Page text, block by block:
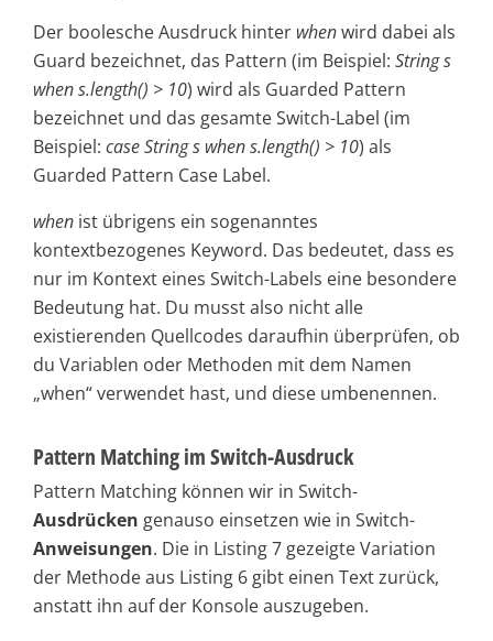
Der boolesche Ausdruck hinter whenwird dabei als
Guard bezeichnet, das Pattern (im Beispiel: String s
when s.length() > 10) wird als Guarded Pattern
bezeichnet und das gesamte Switch-Label (im
Beispiel: case String s when s.length() > 10) als
Guarded Pattern Case Label.
when ist übrigens ein sogenanntes
kontextbezogenes Keyword. Das bedeutet, dass es
nur im Kontext eines Switch-Labels eine besondere
Bedeutung hat. Du musst also nicht alle
existierenden Quellcodes daraufhin überprüfen, ob
du Variablen oder Methoden mit dem Namen
„when“ verwendet hast, und diese umbenennen.
Pattern Matching im Switch-Ausdruck
Pattern Matching können wir in Switch-
Ausdrücken genauso einsetzen wie in Switch-
Anweisungen. Die in Listing 7 gezeigte Variation
der Methode aus Listing 6 gibt einen Text zurück,
anstatt ihn auf der Konsole auszugeben.